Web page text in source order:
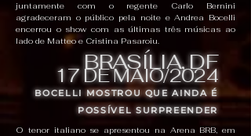
juntamente com o regente Carlo Bernini
agradeceram o público pela noite e Andrea Bocelli
encerrou o show com as últimas três músicas ao
lado de Matteo e Cristina Pasaroiu.
BRASÍLIA, DF
17 DE MAIO/2024
BOCELLI MOSTROU QUE AINDA É
POSSÍVEL SURPREENDER
O tenor italiano se apresentou na Arena BRB, em